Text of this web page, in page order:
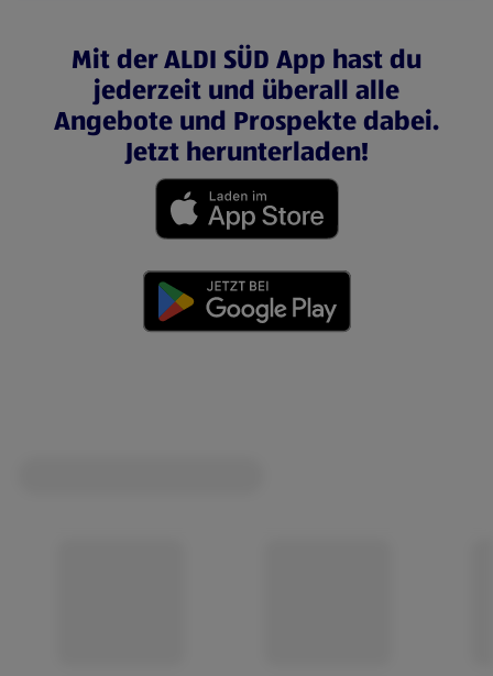
Mit der ALDI SÜD App hast du
jederzeit und überall alle
Angebote und Prospekte dabei.
Jetzt herunterladen!